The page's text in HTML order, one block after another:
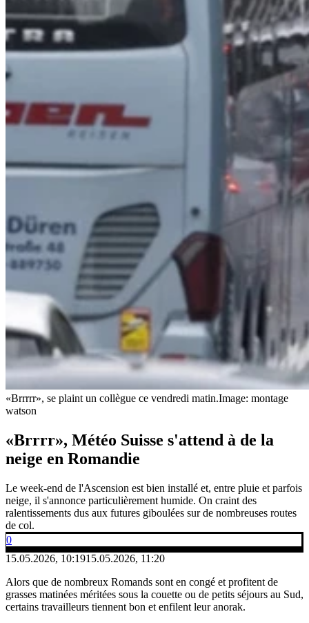
«Brrrrr», se plaint un collègue ce vendredi matin.Image: montage
watson
«Brrrr», Météo Suisse s'attend à de la
neige en Romandie
Le week-end de l'Ascension est bien installé et, entre pluie et parfois
neige, il s'annonce particulièrement humide. On craint des
ralentissements dus aux futures giboulées sur de nombreuses routes
de col.
0
15.05.2026, 10:1915.05.2026, 11:20
Alors que de nombreux Romands sont en congé et profitent de
grasses matinées méritées sous la couette ou de petits séjours au Sud,
certains travailleurs tiennent bon et enfilent leur anorak.